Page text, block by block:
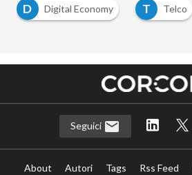
D
Digital Economy T Telco
Seguici
About Autori Tags Rss Feed